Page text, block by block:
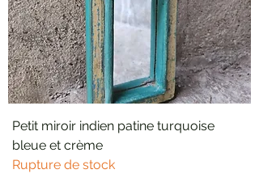
Petit miroir indien patine turquoise
bleue et crème
Rupture de stock